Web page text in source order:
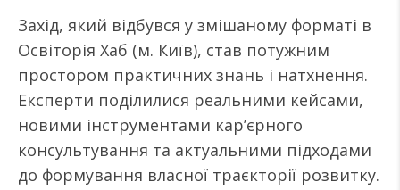
Захід, який відбувся у змішаному форматі в
Освіторія Хаб (м. Київ), став потужним
простором практичних знань і натхнення.
Експерти поділилися реальними кейсами,
новими інструментами кар’єрного
консультування та актуальними підходами
до формування власної траєкторії розвитку.